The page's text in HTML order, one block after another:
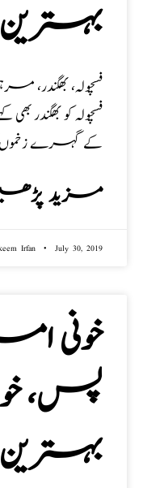
فسچولہ، بھگندر،
فسچولہ کو
کے گہرے زخموں
مزید
Irfan July 30, 2019
خونی
پس،